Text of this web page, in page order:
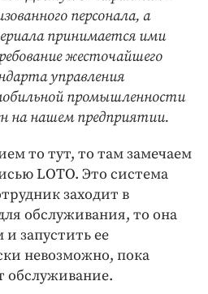
персонала, а
принимается ими
жесточайшего
управления
промышленности
на нашем предприятии.
то тут, то там замечаем
LOTO. Это система
заходит в
обслуживания, то она
запустить ее
невозможно, пока
обслуживание.